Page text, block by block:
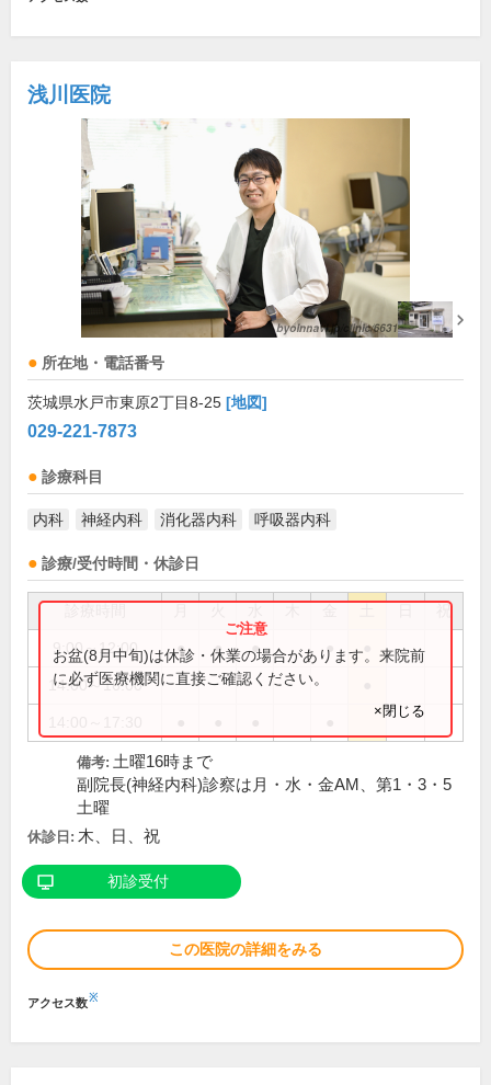
浅川医院
所在地・電話番号
茨城県水戸市東原2丁目8-25 [地図]
029-221-7873
診療科目
内科 神経内科 消化器内科 呼吸器内科
診療/受付時間・休診日
祝
9:00～12:00 ● ● ● ●
14:00～16:00
お盆(8月中旬)は休診・休業の場合があります。来院前
に必ず医療機関に直接ご確認ください。
×閉じる
備考: 土曜16時まで
副院長(神経内科)診察は月・水・金AM、第1・3・5
土曜
休診日: 木、日、祝
初診受付
この医院の詳細をみる
アクセス数※